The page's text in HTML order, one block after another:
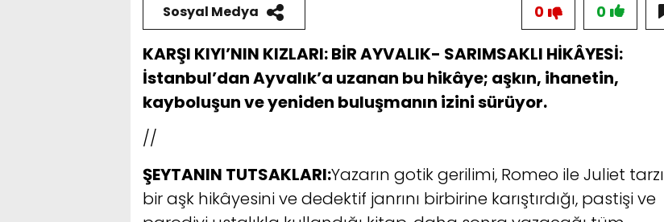
Sosyal Medya 0
0
KARŞI KIYI’NIN KIZLARI: BİR AYVALIK- SARIMSAKLI HİKÂYESİ:
İstanbul’dan Ayvalık’a uzanan bu hikâye; aşkın, ihanetin,
kayboluşun ve yeniden buluşmanın izini sürüyor.
//
ŞEYTANIN TUTSAKLARI:Yazarın gotik gerilimi, Romeo ile Juliet tarzı
bir aşk hikâyesini ve dedektif janrını birbirine karıştırdığı, pastişi ve